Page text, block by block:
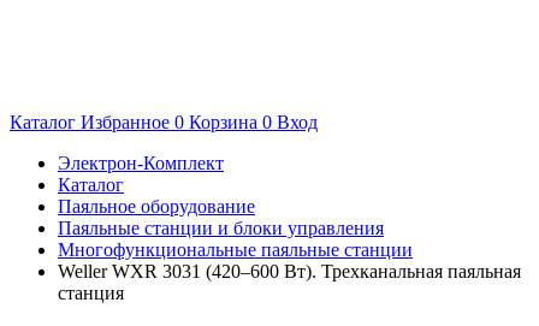
Каталог Избранное 0 Корзина 0 Вход
Электрон-Комплект
Каталог
Паяльное оборудование
Паяльные станции и блоки управления
Многофункциональные паяльные станции
Weller WXR 3031 (420–600 Вт). Трехканальная паяльная
станция